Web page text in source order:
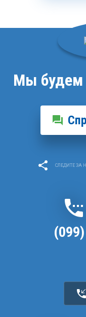
Мы будем
forum
share СЛЕДИТЕ ЗА
settings_phone
(099)
phone_callback